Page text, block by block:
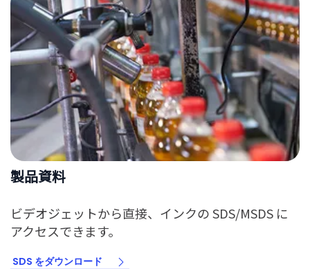
製品資料
ビデオジェットから直接、インクの SDS/MSDS に
アクセスできます。
SDS をダウンロード